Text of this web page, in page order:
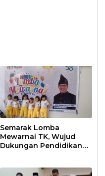
Semarak Lomba
Mewarnai TK, Wujud
Dukungan Pendidikan